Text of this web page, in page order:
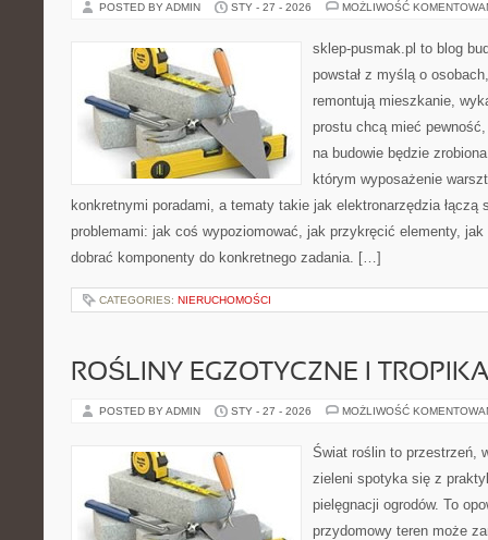
POSTED BY ADMIN STY - 27 - 2026 MOŻLIWOŚĆ
sklep-pusmak.pl to blog
powstał z myślą o
remontują mieszkanie,
prostu chcą mieć
na budowie będzie
którym wyposażenie
konkretnymi poradami, a tematy takie jak elektronarzędzia łączą
problemami: jak coś wypoziomować, jak przykręcić elementy,
dobrać komponenty do konkretnego zadania. […]
CATEGORIES: NIERUCHOMOŚCI
ROŚLINY EGZOTYCZNE I
POSTED BY ADMIN STY - 27 - 2026 MOŻLIWOŚĆ
Świat roślin to przestrzeń,
zieleni spotyka się z
pielęgnacji ogrodów. To
przydomowy teren może